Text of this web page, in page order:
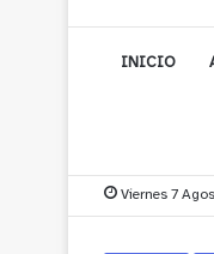
INICIO
Viernes 7